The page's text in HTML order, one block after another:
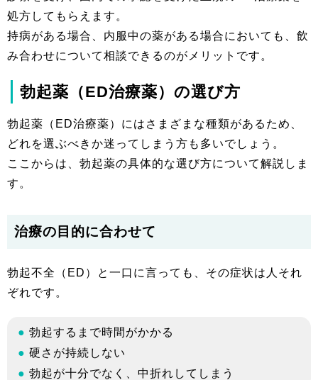
処方してもらえます。
持病がある場合、内服中の薬がある場合においても、飲
み合わせについて相談できるのがメリットです。
勃起薬（ED治療薬）の選び方
勃起薬（ED治療薬）にはさまざまな種類があるため、
どれを選ぶべきか迷ってしまう方も多いでしょう。
ここからは、勃起薬の具体的な選び方について解説しま
す。
治療の目的に合わせて
勃起不全（ED）と一口に言っても、その症状は人それ
ぞれです。
勃起するまで時間がかかる
硬さが持続しない
勃起が十分でなく、中折れしてしまう